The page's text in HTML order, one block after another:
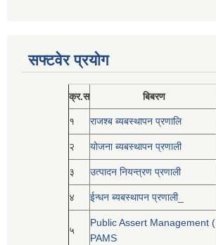
सफ्टवेर प्रयोग
क्र.स बिबरण
१ राजश्ब ब्यबस्थापन प्रणालि
२ योजना ब्यबस्थापन प्रणाली
३ उत्पादन नियन्त्रण प्रणाली
४ ईन्धन ब्यबस्थापन प्रणाली_
५
Public Assert Management (
PAMS